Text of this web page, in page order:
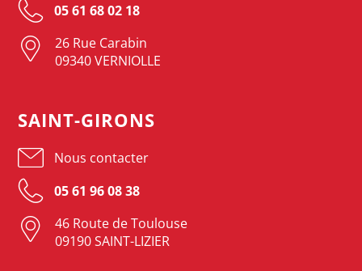
05 61 68 02 18
26 Rue Carabin
09340 VERNIOLLE
SAINT-GIRONS
Nous contacter
05 61 96 08 38
46 Route de Toulouse
09190 SAINT-LIZIER